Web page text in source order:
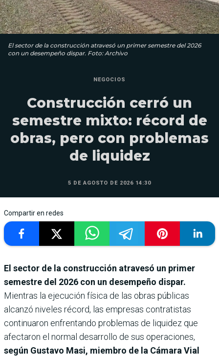
El sector de la construcción atravesó un primer semestre del 2026
con un desempeño dispar. Foto: Archivo
NEGOCIOS
Construcción cerró un
semestre mixto: récord de
obras, pero con problemas
de liquidez
5 DE AGOSTO DE 2026 14:30
Compartir en redes
El sector de la construcción atravesó un primer
semestre del 2026 con un desempeño dispar.
Mientras la ejecución física de las obras públicas
alcanzó niveles récord, las empresas contratistas
continuaron enfrentando problemas de liquidez que
afectaron el normal desarrollo de sus operaciones,
según Gustavo Masi, miembro de la Cámara Vial